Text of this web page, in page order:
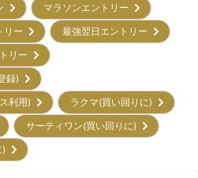
マラソンエントリー
リー
最強翌日エントリー
トリー
登録)
ス利用)
ラクマ(買い回りに)
サーティワン(買い回りに)
)